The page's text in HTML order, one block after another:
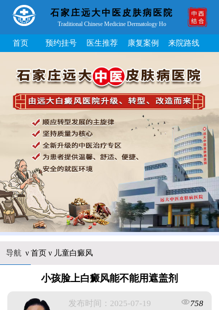
石家庄远大中医皮肤病医院
Traditional Chinese Medicine Dermatology Ho
首页 预约挂号 医生推荐 康复案例 来院路线
导航 ν 首页ν 儿童白癜风
小孩脸上白癜风能不能用遮盖剂
发布时间：2025-07-19
758